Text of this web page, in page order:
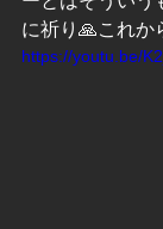
に祈り🙏これか
https://youtu.be/